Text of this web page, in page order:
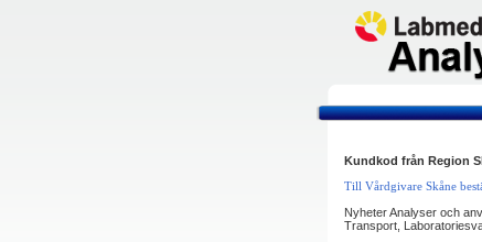
Kundkod från Region
Till Vårdgivare Skåne
Nyheter Analyser och
Transport,